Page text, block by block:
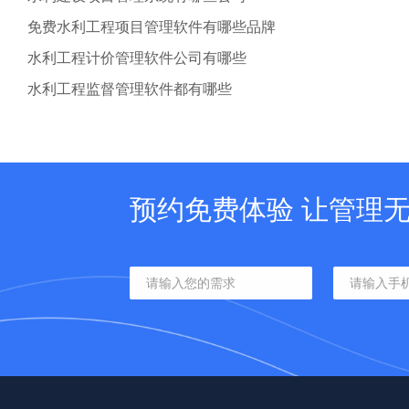
免费水利工程项目管理软件有哪些品牌
水利工程计价管理软件公司有哪些
水利工程监督管理软件都有哪些
预约免费体验 让管理